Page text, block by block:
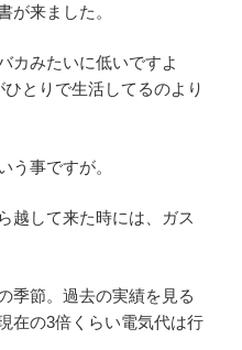
が来ました。
カみたいに低いですよ
とりで生活してるのより
う事ですが。
越して来た時には、ガス
季節。過去の実績を見る
在の3倍くらい電気代は行